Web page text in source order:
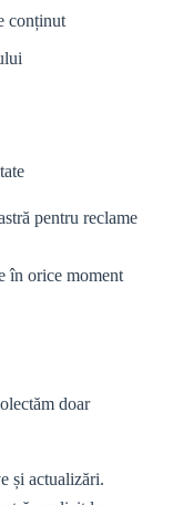
conținut
pentru reclame
în orice moment
doar
și actualizări.